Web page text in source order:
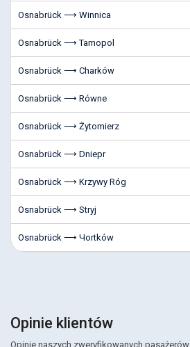
Osnabrück ⟶ Winnica
Osnabrück ⟶ Tarnopol
Osnabrück ⟶ Charków
Osnabrück ⟶ Równe
Osnabrück ⟶ Żytomierz
Osnabrück ⟶ Dniepr
Osnabrück ⟶ Krzywy Róg
Osnabrück ⟶ Stryj
Osnabrück ⟶ Чortków
Opinie klientów
Opinie naszych zweryfikowanych pasażerów